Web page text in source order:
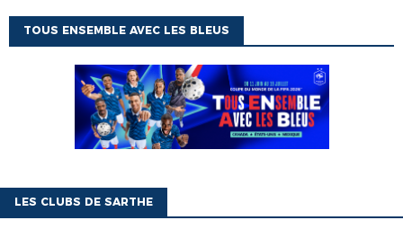
TOUS ENSEMBLE AVEC LES BLEUS
LES CLUBS DE SARTHE